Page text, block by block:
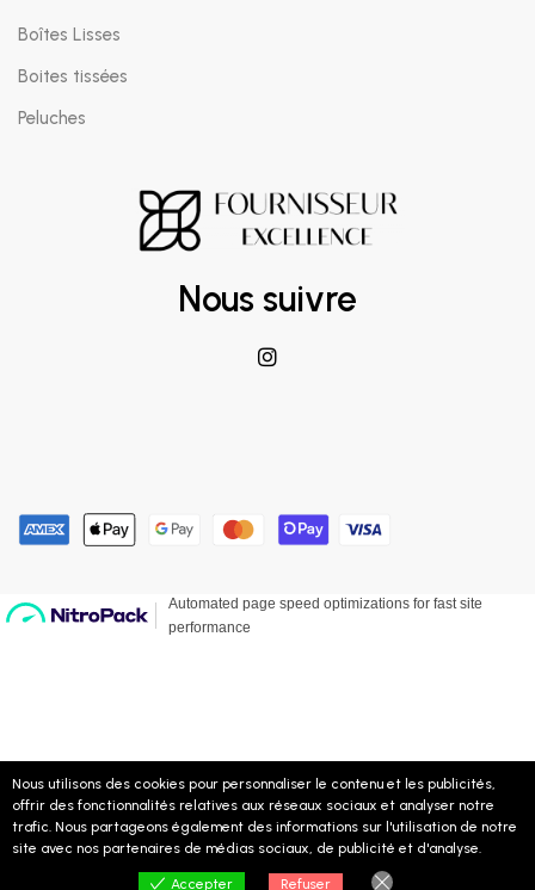
Boîtes Lisses
Boites tissées
Peluches
Nous suivre
Nous utilisons des cookies pour personnaliser le contenu et les publicités,
offrir des fonctionnalités relatives aux réseaux sociaux et analyser notre
trafic. Nous partageons également des informations sur l'utilisation de notre
site avec nos partenaires de médias sociaux, de publicité et d'analyse.
Accepter Refuser